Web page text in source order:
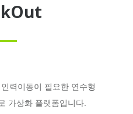
력이동이 필요한 연수형
가상화 플랫폼입니다.